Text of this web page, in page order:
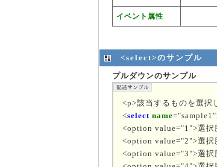
イベント属性
<select>のサンプル
プルダウンのサンプル
<p>該当するものを選択
<select name
<option value="1">選択
<option value="2">選択
<option value="3">選択